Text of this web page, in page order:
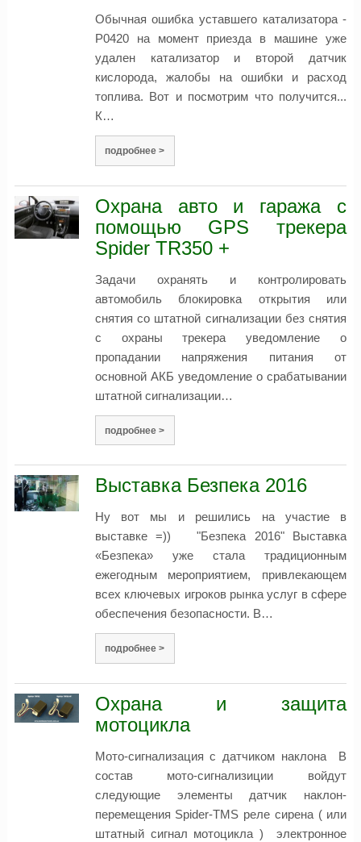
Обычная ошибка уставшего катализатора -
P0420 на момент приезда в машине уже
удален катализатор и второй датчик
кислорода, жалобы на ошибки и расход
топлива. Вот и посмотрим что получится...
К…
подробнее >
Охрана авто и гаража с
помощью GPS трекера
Spider TR350 +
Задачи охранять и контролировать
автомобиль блокировка открытия или
снятия со штатной сигнализации без снятия
с охраны трекера уведомление о
пропадании напряжения питания от
основной АКБ уведомление о срабатывании
штатной сигнализации…
подробнее >
Выставка Безпека 2016
Ну вот мы и решились на участие в
выставке =)) "Безпека 2016" Выставка
«Безпека» уже стала традиционным
ежегодным мероприятием, привлекающем
всех ключевых игроков рынка услуг в сфере
обеспечения безопасности. В…
подробнее >
Охрана и защита
мотоцикла
Мото-сигнализация с датчиком наклона В
состав мото-сигнализиции войдут
следующие элементы датчик наклон-
перемещения Spider-TMS реле сирена ( или
штатный сигнал мотоцикла ) электронное